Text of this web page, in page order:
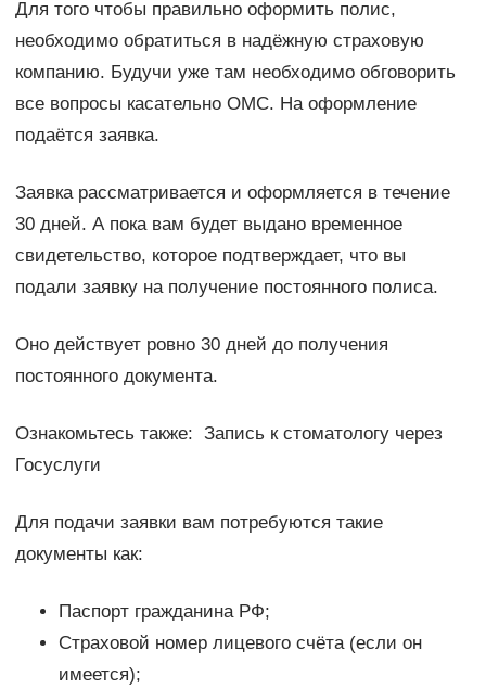
Для того чтобы правильно оформить полис,
необходимо обратиться в надёжную страховую
компанию. Будучи уже там необходимо обговорить
все вопросы касательно ОМС. На оформление
подаётся заявка.
Заявка рассматривается и оформляется в течение
30 дней. А пока вам будет выдано временное
свидетельство, которое подтверждает, что вы
подали заявку на получение постоянного полиса.
Оно действует ровно 30 дней до получения
постоянного документа.
Ознакомьтесь также: Запись к стоматологу через
Госуслуги
Для подачи заявки вам потребуются такие
документы как:
Паспорт гражданина РФ;
Страховой номер лицевого счёта (если он
имеется);